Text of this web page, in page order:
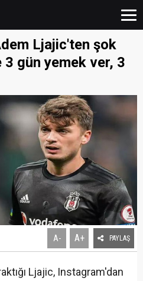
Ljajic'ten şok
3 gün yemek ver, 3
A- A+ PAYLAŞ
Ljajic, Instagram'dan